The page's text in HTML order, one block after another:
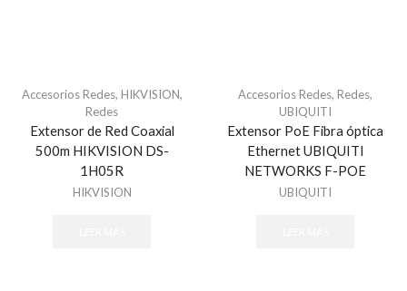
Accesorios Redes, HIKVISION,
Redes
Extensor de Red Coaxial
500m HIKVISION DS-
1H05R
HIKVISION
Accesorios Redes, Redes,
UBIQUITI
Extensor PoE Fibra óptica
Ethernet UBIQUITI
NETWORKS F-POE
UBIQUITI